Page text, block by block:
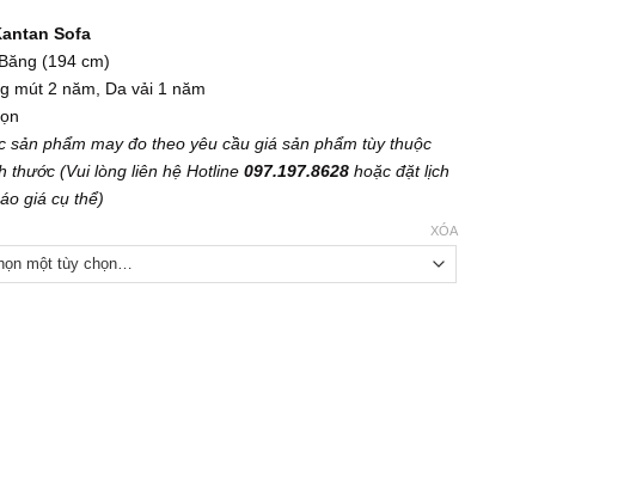
Sofa
(194 cm)
mút 2 năm, Da vải 1 năm
sản phẩm may đo theo yêu cầu giá sản phẩm tùy thuộc
thước (Vui lòng liên hệ Hotline097.197.8628 hoặc đặt lịch
giá cụ thể)
XÓA